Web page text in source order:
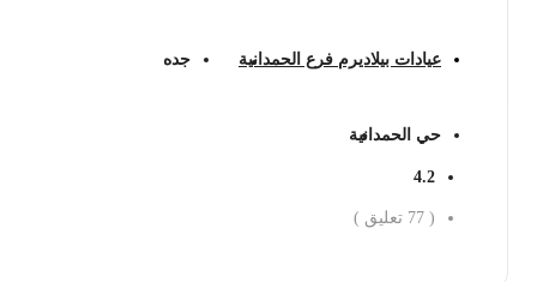
عيادات بيلاديرم فرع الحمدانية جده
حي الحمدانية
4.2
77 تعليق )